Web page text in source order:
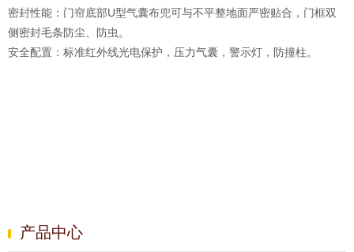
密封性能：门帘底部U型气囊布兜可与不平整地面严密贴合，门框双
侧密封毛条防尘、防虫。
安全配置：标准红外线光电保护，压力气囊，警示灯，防撞柱。
产品中心